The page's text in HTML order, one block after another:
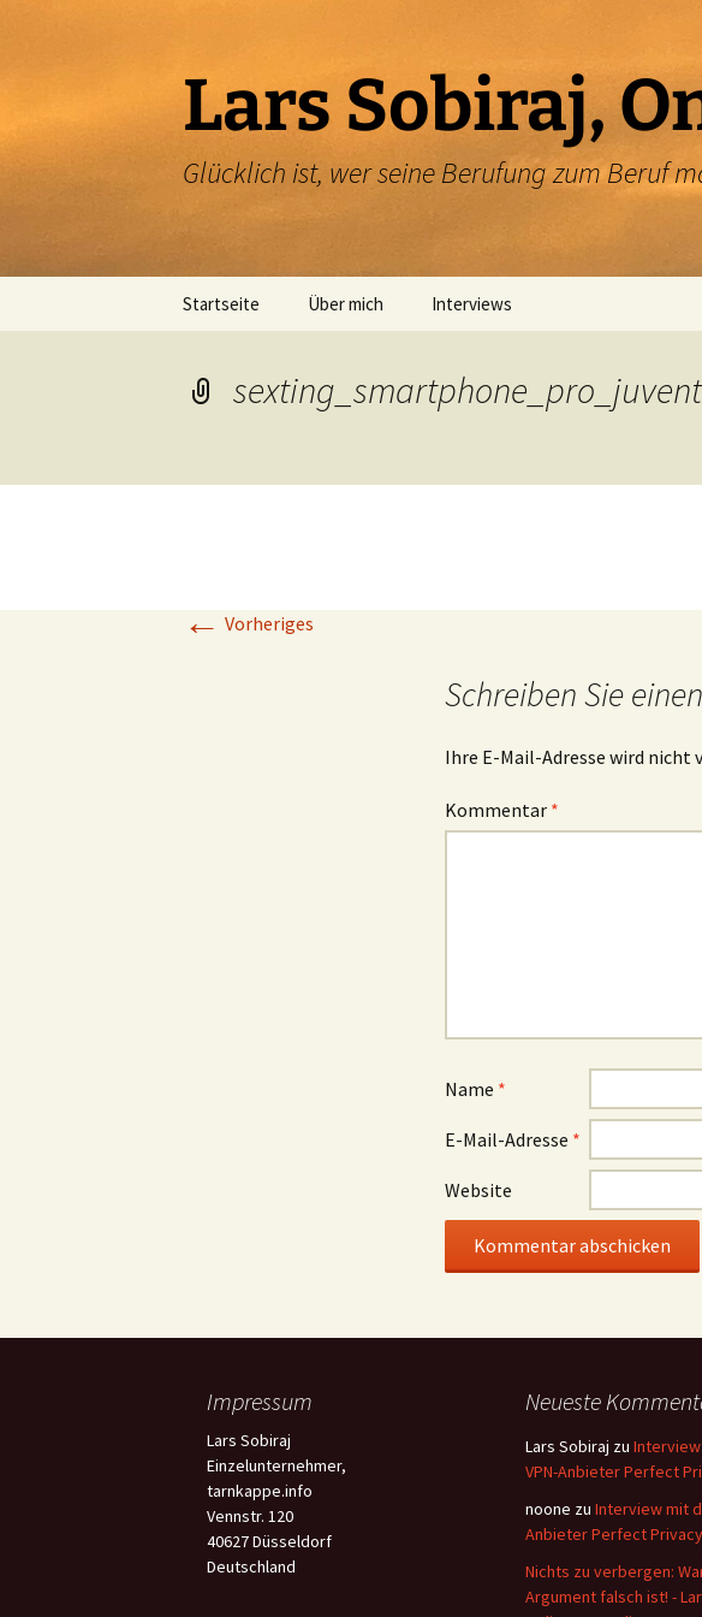
Lars Sobiraj,
Glücklich ist, wer seine Berufung zum Beruf
Startseite Über mich Interviews
←Vorheriges
Schreiben Sie
Ihre E-Mail-Adresse wird nicht
Kommentar *
Name *
E-Mail-Adresse *
Website
Impressum
Lars Sobiraj
Einzelunternehmer,
tarnkappe.info
Vennstr. 120
40627 Düsseldorf
Deutschland
Neueste
Lars Sobiraj zu
VPN-Anbieter Perfect
noone zu Interview mit
Anbieter Perfect Privacy
Nichts zu verbergen:
Argument falsch ist! -